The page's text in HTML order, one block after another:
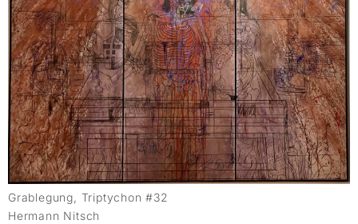
Grablegung, Triptychon #32
Hermann Nitsch